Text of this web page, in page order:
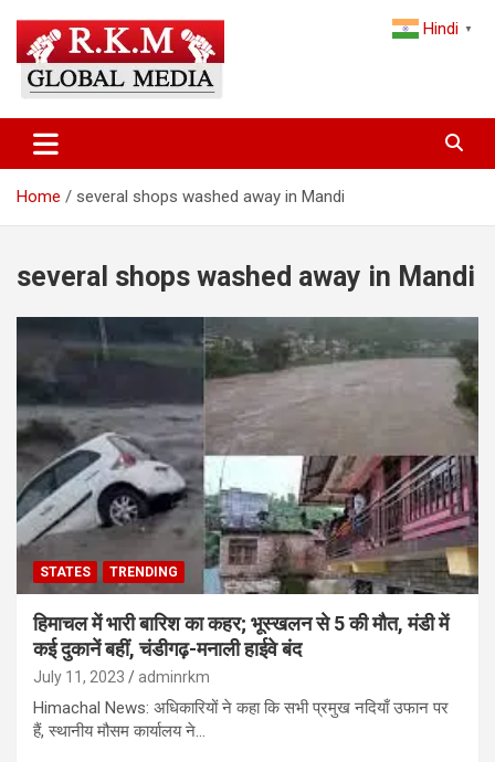
content
Latest Hindi News & Breaking
News – RKM Global Media
and the World
Home several shops washed away in Mandi
several shops washed away in Mandi
STATES TRENDING
हिमाचल में भारी बारिश का कहर; भूस्खलन से 5 की मौत, मंडी में
कई दुकानें बहीं, चंडीगढ़-मनाली हाईवे बंद
July 11, 2023 adminrkm
Himachal News: अधिकारियों ने कहा कि सभी प्रमुख नदियाँ उफान पर
हैं, स्थानीय मौसम कार्यालय ने…
Hindi ▼